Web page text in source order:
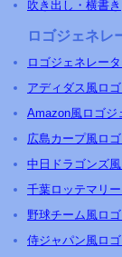
吹き出し・横書き
ロゴジェネレ
ロゴジェネレー
アディダス風ロ
Amazon風ロゴジ
広島カープ風ロ
中日ドラゴンズ
千葉ロッテマリ
野球チーム風ロ
侍ジャパン風ロ